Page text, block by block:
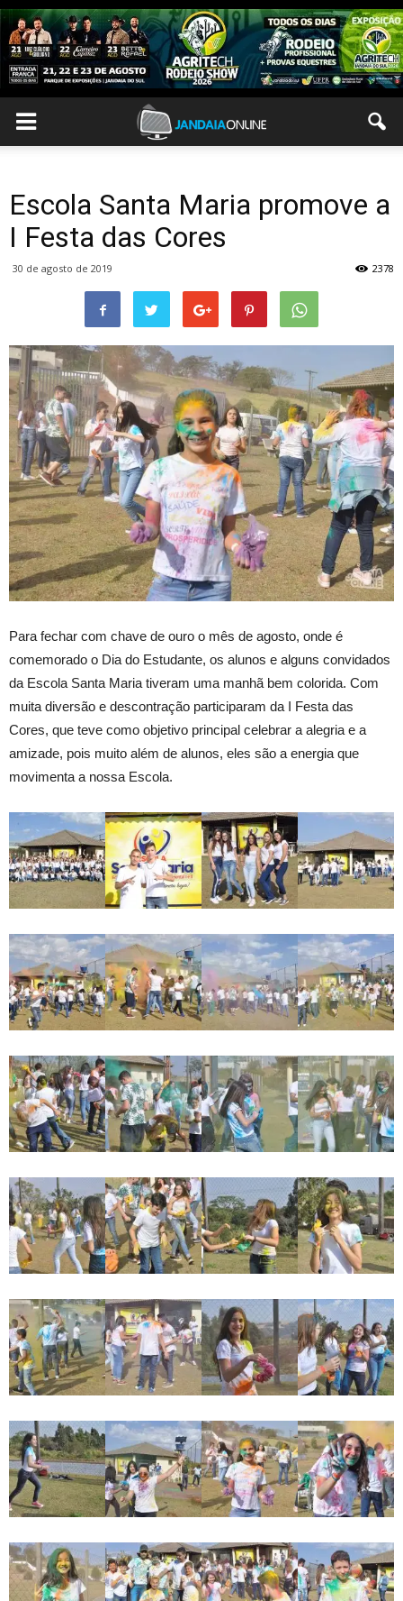
Escola Santa Maria promove a
I Festa das Cores
30 de agosto de 2019 2378
Para fechar com chave de ouro o mês de agosto, onde é
comemorado o Dia do Estudante, os alunos e alguns convidados
da Escola Santa Maria tiveram uma manhã bem colorida. Com
muita diversão e descontração participaram da I Festa das
Cores, que teve como objetivo principal celebrar a alegria e a
amizade, pois muito além de alunos, eles são a energia que
movimenta a nossa Escola.